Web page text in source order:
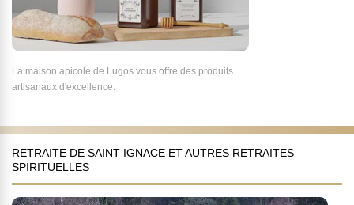
La maison apicole de Lugos vous offre des produits
artisanaux d'excellence.
RETRAITE DE SAINT IGNACE ET AUTRES RETRAITES
SPIRITUELLES